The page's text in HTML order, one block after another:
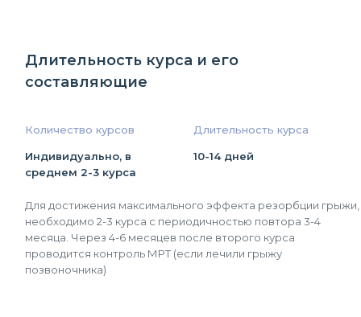
Длительность курса и его
составляющие
Количество курсов
Индивидуально, в
среднем 2-3 курса
Длительность курса
10-14 дней
Для достижения максимального эффекта резорбции грыжи,
необходимо 2-3 курса с периодичностью повтора 3-4
месяца. Через 4-6 месяцев после второго курса
проводится контроль МРТ (если лечили грыжу
позвоночника)